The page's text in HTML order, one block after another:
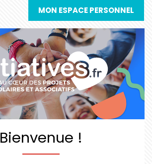
MON ESPACE PERSONNEL
Bienvenue !